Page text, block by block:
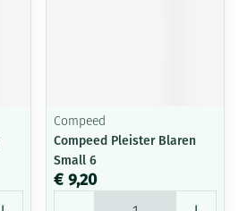
Compeed
Compeed Pleister Blaren
Small 6
€ 9,20